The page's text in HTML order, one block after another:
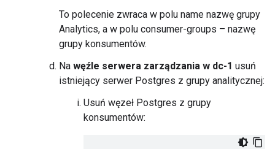
To polecenie zwraca w polu name nazwę grupy
Analytics, a w polu consumer-groups – nazwę
grupy konsumentów.
Na węźle serwera zarządzania w dc-1 usuń
istniejący serwer Postgres z grupy analitycznej:
Usuń węzeł Postgres z grupy
konsumentów: